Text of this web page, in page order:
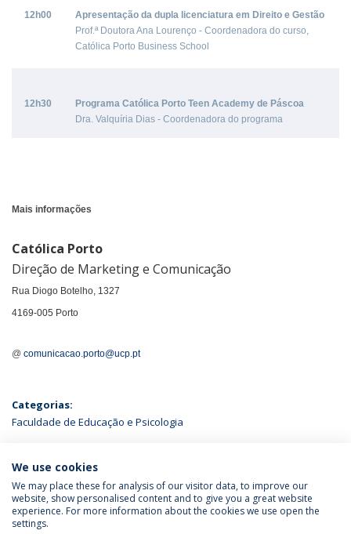
12h00
Apresentação da dupla licenciatura em Direito e Gestão
Prof.ª Doutora Ana Lourenço - Coordenadora do curso,
Católica Porto Business School
12h30
Programa Católica Porto Teen Academy de Páscoa
Dra. Valquíria Dias - Coordenadora do programa
Mais informações
Católica Porto
Direção de Marketing e Comunicação
Rua Diogo Botelho, 1327
4169-005 Porto
@ comunicacao.porto@ucp.pt
Categorias:
Faculdade de Educação e Psicologia
ÚLTIMAS NOTÍCIAS
Política de Privacidade
Termos & Condições
We use cookies
We may place these for analysis of our visitor data, to improve our
website, show personalised content and to give you a great website
experience. For more information about the cookies we use open the
settings.